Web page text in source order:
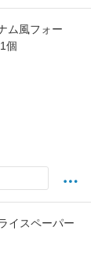
風フォー
個
イスペーパー